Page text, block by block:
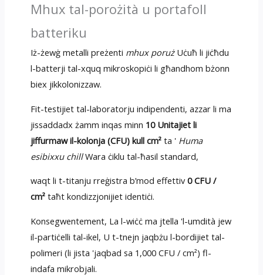
Mhux tal-porożità u portafoll
batteriku
Iż-żewġ metalli preżenti mhux porużUċuħ li jiċħdu
l-batterji tal-xquq mikroskopiċi li għandhom bżonn
biex jikkolonizzaw.
Fit-testijiet tal-laboratorju indipendenti, azzar li ma
jissaddadx żamm inqas minn 10 Unitajiet li
jiffurmaw il-kolonja (CFU) kull cm²ta ' Huma
esibixxu chillWara ċiklu tal-ħasil standard,
waqt li t-titanju rreġistra b’mod effettiv0 CFU /
cm²taħt kondizzjonijiet identiċi.
Konsegwentement, La l-wiċċ ma jtella 'l-umdità jew
il-partiċelli tal-ikel, U t-tnejn jaqbżu l-bordijiet tal-
polimeri (li jista 'jaqbad sa 1,000 CFU / cm²) fl-
indafa mikrobjali.